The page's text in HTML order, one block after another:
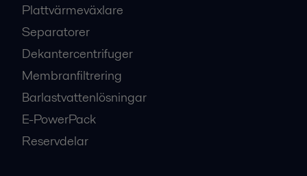
Plattvärmeväxlare
Separatorer
Dekantercentrifuger
Membranfiltrering
Barlastvattenlösningar
E-PowerPack
Reservdelar